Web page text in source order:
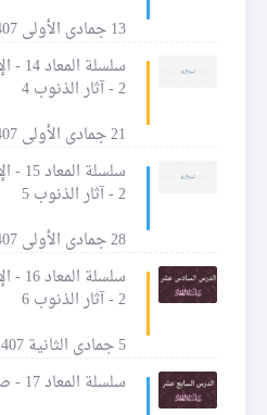
13 جمادى الأولى 1407 للهجرة
2 - آثار الذنوب 4
21 جمادى الأولى 1407 للهجرة
2 - آثار الذنوب 5
28 جمادى الأولى 1407 للهجرة
2 - آثار الذنوب 6
5 جمادى الثانية 1407 للهجرة
سلسلة المعاد 17 - صلاة الخاشعين - 1